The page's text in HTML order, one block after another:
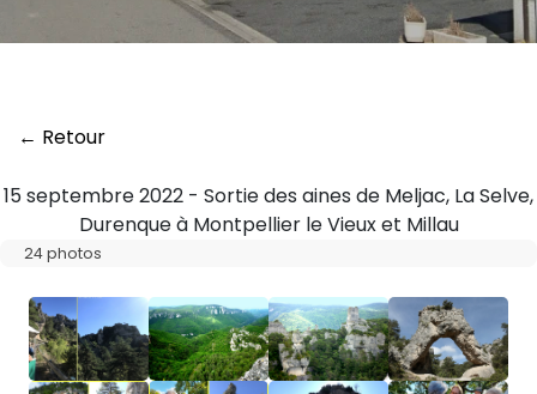
← Retour
15 septembre 2022 - Sortie des aines de Meljac, La Selve,
Durenque à Montpellier le Vieux et Millau
24 photos